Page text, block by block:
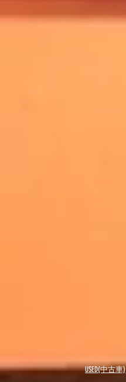
USED(中古車)